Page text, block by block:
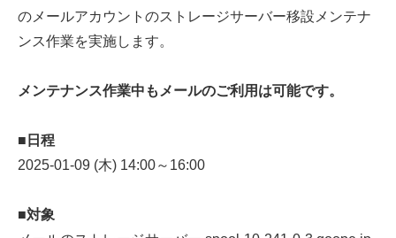
のメールアカウントのストレージサーバー移設メンテナ
ンス作業を実施します。
メンテナンス作業中もメールのご利用は可能です。
■日程
2025-01-09 (木) 14:00～16:00
■対象